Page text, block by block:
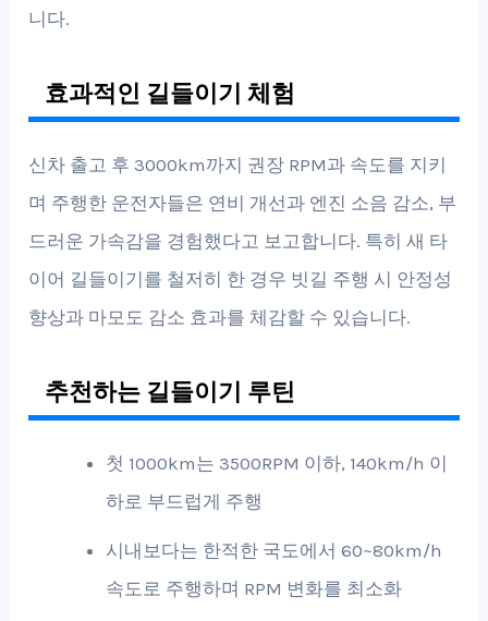
니다.
효과적인 길들이기 체험
신차 출고 후 3000km까지 권장 RPM과 속도를 지키
며 주행한 운전자들은 연비 개선과 엔진 소음 감소, 부
드러운 가속감을 경험했다고 보고합니다. 특히 새 타
이어 길들이기를 철저히 한 경우 빗길 주행 시 안정성
향상과 마모도 감소 효과를 체감할 수 있습니다.
추천하는 길들이기 루틴
첫 1000km는 3500RPM 이하, 140km/h 이
하로 부드럽게 주행
시내보다는 한적한 국도에서 60~80km/h
속도로 주행하며 RPM 변화를 최소화